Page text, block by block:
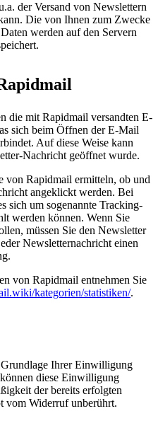
der Versand von Newslettern
Die von Ihnen zum Zwecke
werden auf den Servern
die mit Rapidmail versandten E-
sich beim Öffnen der E-Mail
Auf diese Weise kann
Nachricht geöffnet wurde.
Rapidmail ermitteln, ob und
angeklickt werden. Bei
sich um sogenannte Tracking-
werden können. Wenn Sie
müssen Sie den Newsletter
Newsletternachricht einen
von Rapidmail entnehmen Sie
kategorien/statistiken/.
Ihrer Einwilligung
diese Einwilligung
der bereits erfolgten
vom Widerruf unberührt.